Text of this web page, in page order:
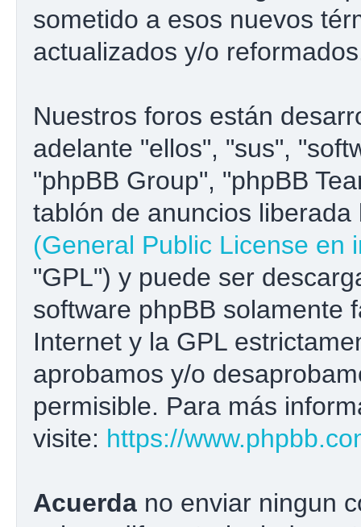
sometido a esos nuevos
actualizados y/o
Nuestros foros están
adelante "ellos", "sus",
"phpBB Group", "phpBB
tablón de anuncios liberada
(General Public License en
"GPL") y puede ser
software phpBB solamente
Internet y la GPL
aprobamos y/o
permisible. Para más
visite: https://
Acuerda no enviar ningun